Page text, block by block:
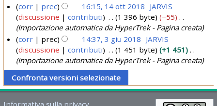
2
e
2
3
o
t
0
corr prec 16:15, 14 ott 2018 JARVIS
discussione
contributi 1 396 byte
−55
Importazione automatica da HyperTrek - Pagina creata
u
2
corr prec 14:37, 3 giu 2018 JARVIS
discussione
contributi 1 451 byte
+1 451
Importazione automatica da HyperTrek - Pagina creata